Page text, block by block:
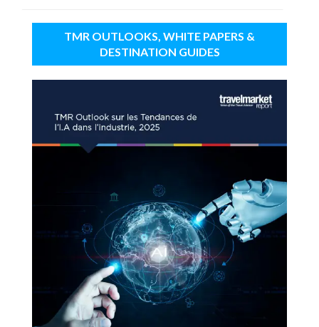
TMR OUTLOOKS, WHITE PAPERS &
DESTINATION GUIDES